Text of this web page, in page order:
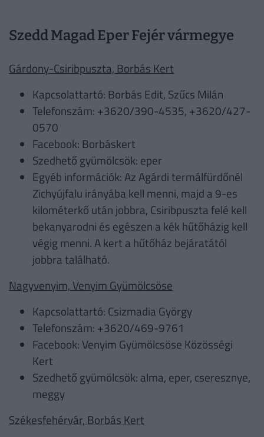
Szedd Magad Eper Fejér vármegye
Gárdony-Csiribpuszta, Borbás Kert
Kapcsolattartó: Borbás Edit, Szűcs Milán
Telefonszám: +3620/390-4535, +3620/427-
0570
Facebook: Borbáskert
Szedhető gyümölcsök: eper
Egyéb információk: Az Agárdi termálfürdőnél
Zichyújfalu irányába kell menni, majd a 9-es
kilométerkő után jobbra, Csiribpuszta felé kell
bekanyarodni és egészen a kék hűtőházig kell
végig menni. A kert a hűtőház bejáratától
jobbra található.
Nagyvenyim, Venyim Gyümölcsöse
Kapcsolattartó: Csizmadia György
Telefonszám: +3620/469-9761
Facebook: Venyim Gyümölcsöse Közösségi
Kert
Szedhető gyümölcsök: alma, eper, cseresznye,
meggy
Székesfehérvár, Borbás Kert